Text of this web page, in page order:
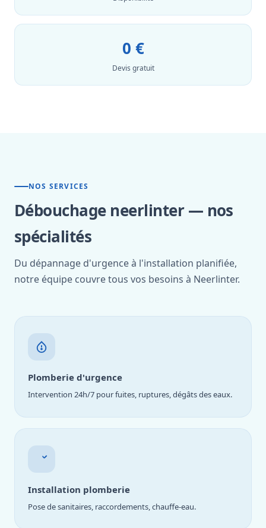
0 €
Devis gratuit
NOS SERVICES
Débouchage neerlinter — nos
spécialités
Du dépannage d'urgence à l'installation planifiée,
notre équipe couvre tous vos besoins à Neerlinter.
Plomberie d'urgence
Intervention 24h/7 pour fuites, ruptures, dégâts des eaux.
Installation plomberie
Pose de sanitaires, raccordements, chauffe-eau.